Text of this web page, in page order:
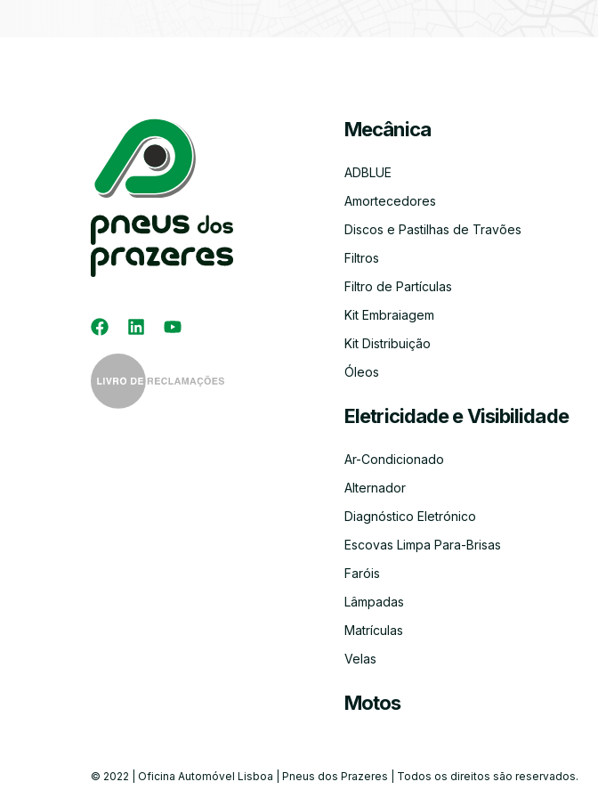
Mecânica
ADBLUE
Amortecedores
Discos e Pastilhas de Travões
Filtros
Filtro de Partículas
Kit Embraiagem
Kit Distribuição
Óleos
Eletricidade e Visibilidade
Ar-Condicionado
Alternador
Diagnóstico Eletrónico
Escovas Limpa Para-Brisas
Faróis
Lâmpadas
Matrículas
Velas
Motos
© 2022 | Oficina Automóvel Lisboa | Pneus dos Prazeres | Todos os direitos são reservados.
Rádios
Serviço
Recolha
e
Carro
Lubrificação